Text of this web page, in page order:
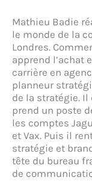
Mathieu Badie
le monde de la
Londres.
apprend l’achat
carrière en
planneur
de la stratégie. Il
prend un poste
les comptes
et Vax. Puis il
stratégie et
tête du bureau
de